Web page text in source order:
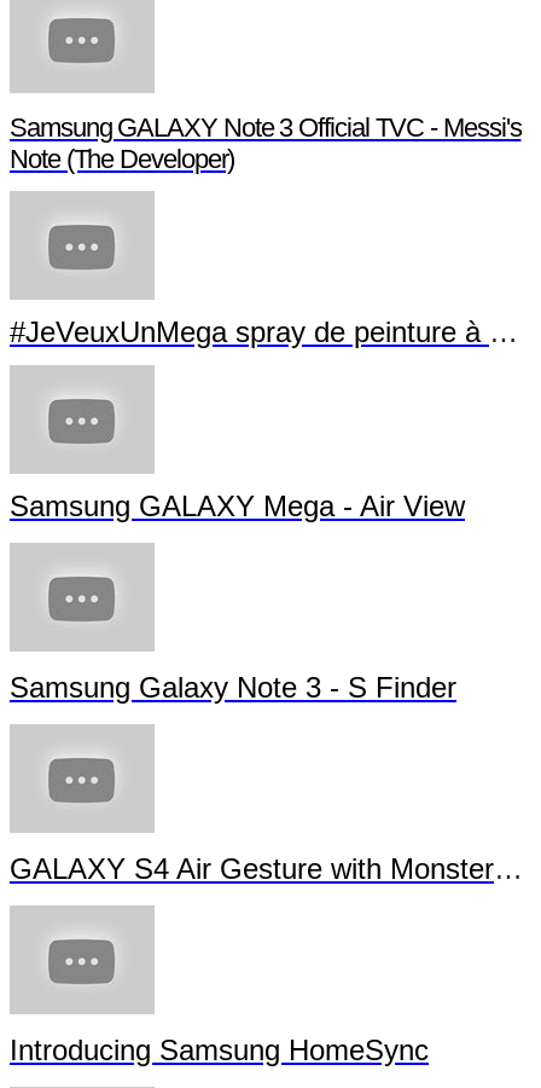
Samsung GALAXY Note 3 Official TVC - Messi's
Note (The Developer)
#JeVeuxUnMega spray de peinture à La Villette
Samsung GALAXY Mega - Air View
Samsung Galaxy Note 3 - S Finder
GALAXY S4 Air Gesture with Monsters University
Introducing Samsung HomeSync